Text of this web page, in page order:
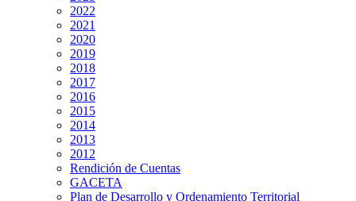
2022
2021
2020
2019
2018
2017
2016
2015
2014
2013
2012
Rendición de Cuentas
GACETA
Plan de Desarrollo y Ordenamiento Territorial